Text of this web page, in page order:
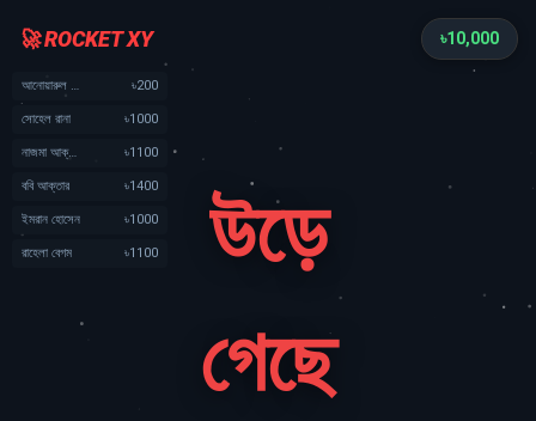
🚀 ROCKET XY ৳10,000
আনোয়ারুল ইসলাম ৳200
সোহেল রানা ৳1000
নাজমা আক্তার ৳1100
ববি আক্তার ৳1400
ইমরান হোসেন ৳1000
রাহেলা বেগম ৳1100
উড়ে
গেছে